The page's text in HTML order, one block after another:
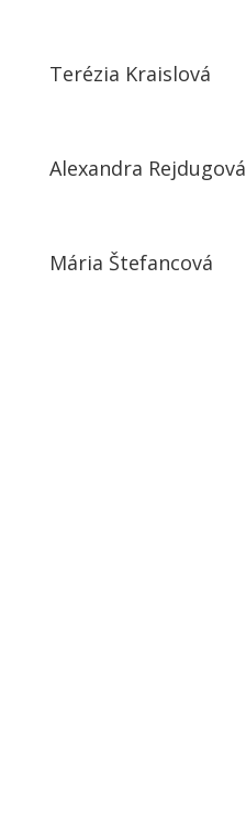
Terézia Kraislová
Alexandra Rejdugová
Mária Štefancová